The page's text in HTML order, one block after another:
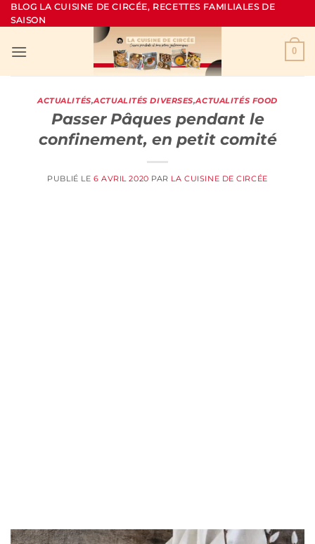
Passer
au
BLOG LA CUISINE DE CIRCÉE, RECETTES FAMILIALES DE
SAISON
0
ACTUALITÉS,ACTUALITÉS DIVERSES,ACTUALITÉS FOOD
Passer Pâques pendant le
confinement, en petit comité
PUBLIÉ LE 6 AVRIL 2020 PAR LA CUISINE DE CIRCÉE